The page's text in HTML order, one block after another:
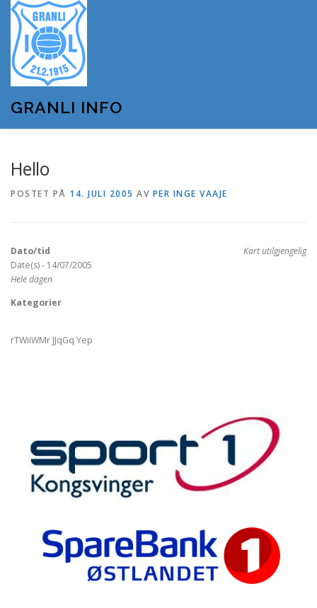
innhold
GRANLI INFO
OM GRANLI INFO
Hello
POSTET PÅ 14. JULI 2005 AV PER INGE VAAJE
Kart utilgjengelig
Dato/tid
Date(s) - 14/07/2005
Hele dagen
Kategorier
rTWiiWMr JJqGq Yep